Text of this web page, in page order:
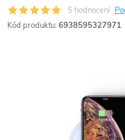
5 hodnocení
Kód produktu: 6938595327971